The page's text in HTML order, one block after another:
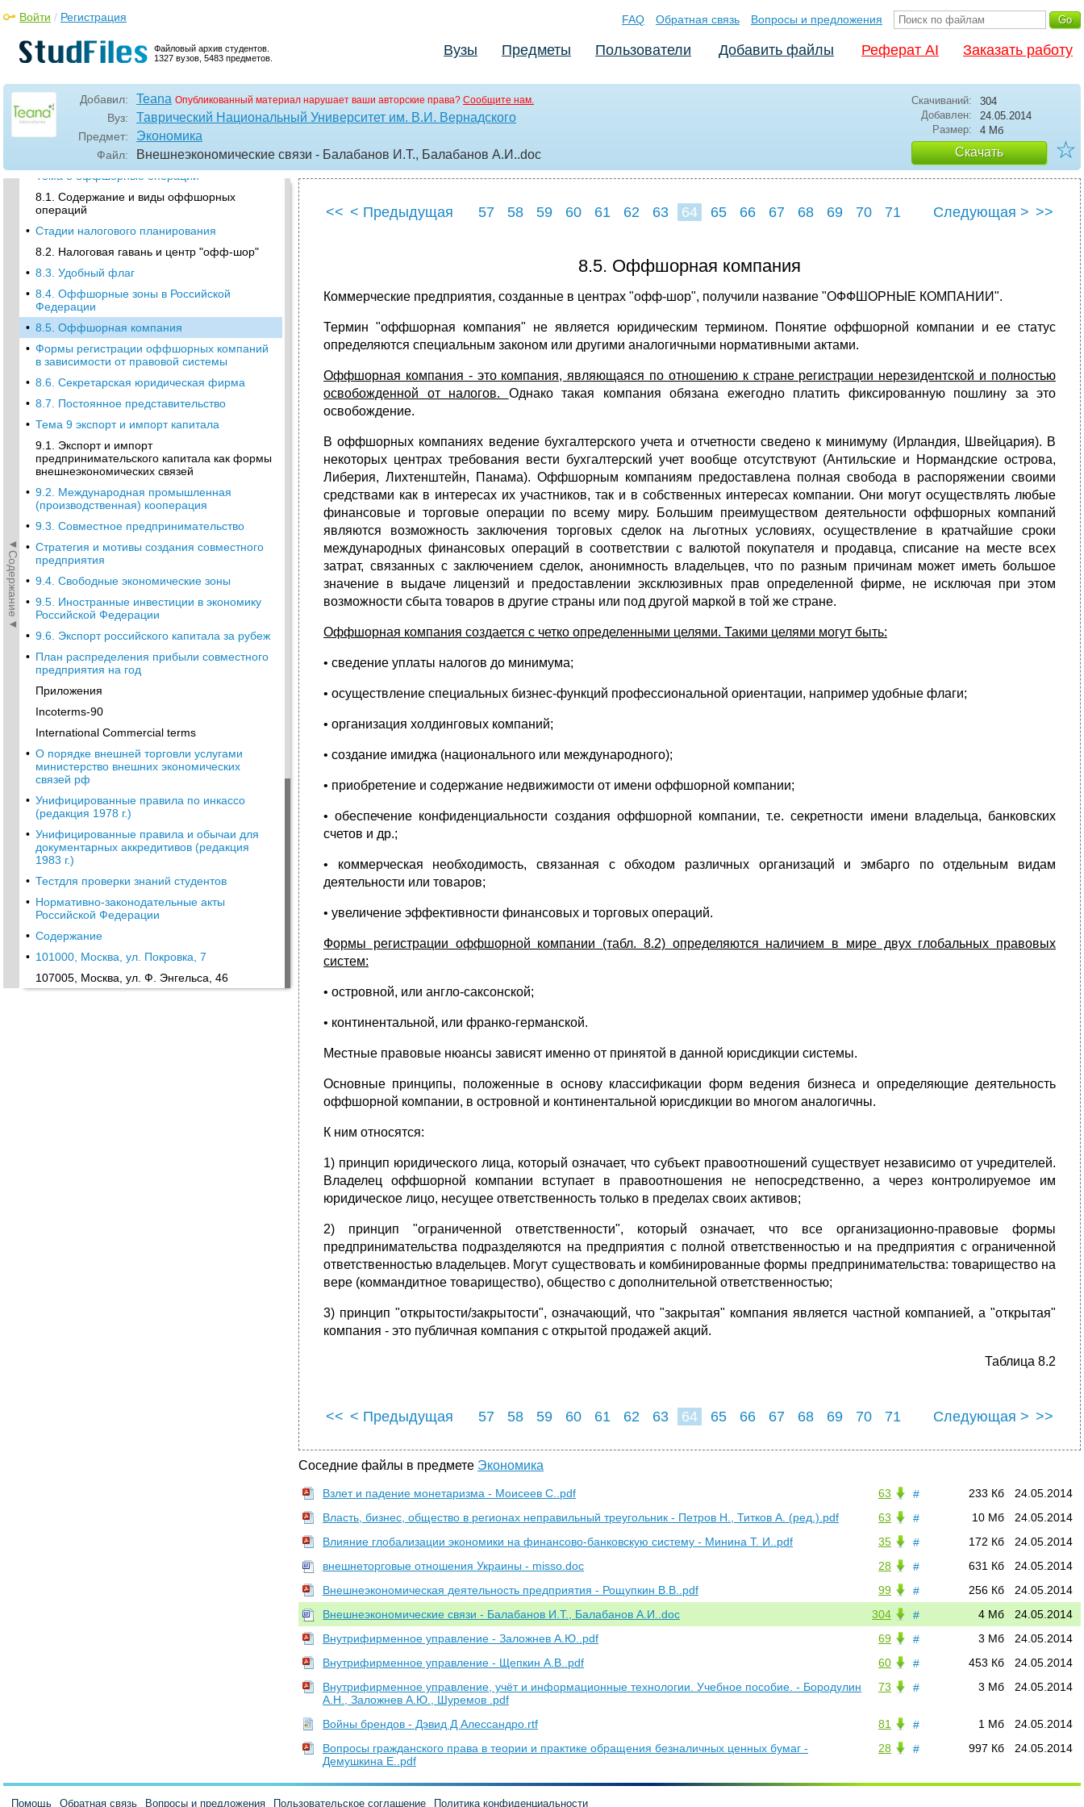
Файловый архив студентов.
1327 вузов, 5483 предметов.
Войти / Регистрация FAQ Обратная связь Вопросы и предложения
Вузы Предметы Пользователи Добавить файлы Реферат AI Заказать работу
Добавил: Teana Опубликованный материал нарушает ваши авторские права? Сообщите нам.
Вуз: Таврический Национальный Университет им. В.И. Вернадского
Предмет: Экономика
Файл: Внешнеэкономические связи - Балабанов И.Т., Балабанов А.И..doc
Скачиваний:
304
Добавлен:
24.05.2014
Размер:
4 Мб
Скачать ☆
◄Содержание◄
• 7.2.7. Страхование ответственности
7.2.8. Страхование экологических рисков
институты
• Краткая характеристика международных
страховых институтов
7.4. Страховое акционерное общество
"Ингосстрах"
Тема 8 оффшорные операции
8.1. Содержание и виды оффшорных
операций
• Стадии налогового планирования
8.2. Налоговая гавань и центр "офф-шор"
• 8.3. Удобный флаг
• 8.4. Оффшорные зоны в Российской
Федерации
• 8.5. Оффшорная компания
• Формы регистрации оффшорных компаний
в зависимости от правовой системы
• 8.6. Секретарская юридическая фирма
• 8.7. Постоянное представительство
• Тема 9 экспорт и импорт капитала
9.1. Экспорт и импорт
предпринимательского капитала как формы
внешнеэкономических связей
• 9.2. Международная промышленная
(производственная) кооперация
• 9.3. Совместное предпринимательство
• Стратегия и мотивы создания совместного
предприятия
• 9.4. Свободные экономические зоны
• 9.5. Иностранные инвестиции в экономику
Российской Федерации
• 9.6. Экспорт российского капитала за рубеж
• План распределения прибыли совместного
предприятия на год
Приложения
Incoterms-90
International Commercial terms
• О порядке внешней торговли услугами
министерство внешних экономических
связей рф
• Унифицированные правила по инкассо
(редакция 1978 г.)
• Унифицированные правила и обычаи для
документарных аккредитивов (редакция
1983 г.)
• Тестдля проверки знаний студентов
• Нормативно-законодательные акты
Российской Федерации
• Содержание
• 101000, Москва, ул. Покровка, 7
107005, Москва, ул. Ф. Энгельса, 46
<< < Предыдущая 57 58 59 60 61 62 63 64 65 66 67 68 69 70
71
Следующая > >>
8.5. Оффшорная компания
Коммерческие предприятия, созданные в центрах "офф-шор", получили название "ОФФШОРНЫЕ КОМПАНИИ".
Термин "оффшорная компания" не является юридическим термином. Понятие оффшорной компании и ее статус
определяются специальным законом или другими аналогичными нормативными актами.
Оффшорная компания - это компания, являющаяся по отношению к стране регистрации нерезидентской и полностью
освобожденной от налогов. Однако такая компания обязана ежегодно платить фиксированную пошлину за это
освобождение.
В оффшорных компаниях ведение бухгалтерского учета и отчетности сведено к минимуму (Ирландия, Швейцария). В
некоторых центрах требова­ния вести бухгалтерский учет вообще отсутствуют (Антильские и Норманд­ские острова,
Либерия, Лихтенштейн, Панама). Оффшорным компаниям предоставлена полная свобода в распоряжении своими
средствами как в интересах их участников, так и в собственных интересах компании. Они могут осуществлять любые
финансовые и торговые операции по всему миру. Большим преимуществом деятельности оффшорных компаний
являются возможность заключения торговых сделок на льготных условиях, осуществление в кратчайшие сроки
международных финансовых операций в соответствии с валютой покупателя и продавца, списание на месте всех
затрат, связанных с заключением сделок, анонимность владельцев, что по разным причинам может иметь большое
значение в выдаче лицензий и предоставлении эксклюзивных прав определенной фирме, не исключая при этом
возможности сбыта товаров в другие страны или под другой маркой в той же стране.
Оффшорная компания создается с четко определенными целями. Такими целями могут быть:
• сведение уплаты налогов до минимума;
• осуществление специальных бизнес-функций профессиональной ориентации, например удобные флаги;
• организация холдинговых компаний;
• создание имиджа (национального или международного);
• приобретение и содержание недвижимости от имени оффшорной компании;
• обеспечение конфиденциальности создания оффшорной компании, т.е. секретности имени владельца, банковских
счетов и др.;
• коммерческая необходимость, связанная с обходом различных организаций и эмбарго по отдельным видам
деятельности или товаров;
• увеличение эффективности финансовых и торговых операций.
Формы регистрации оффшорной компании (табл. 8.2) определяются наличием в мире двух глобальных правовых
систем:
• островной, или англо-саксонской;
• континентальной, или франко-германской.
Местные правовые нюансы зависят именно от принятой в данной юрисдикции системы.
Основные принципы, положенные в основу классификации форм ведения бизнеса и определяющие деятельность
оффшорной компании, в островной и континентальной юрисдикции во многом аналогичны.
К ним относятся:
1) принцип юридического лица, который означает, что субъект право­отношений существует независимо от учредителей.
Владелец оффшорной компании вступает в правоотношения не непосредственно, а через контролируемое им
юридическое лицо, несущее ответственность только в пределах своих активов;
2) принцип "ограниченной ответственности", который означает, что все организационно-правовые формы
предпринимательства подразделяются на предприятия с полной ответственностью и на предприятия с ограниченной
ответственностью владельцев. Могут существовать и комбинированные формы предпринимательства: товарищество на
вере (коммандитное товарищество), общество с дополнительной ответственностью;
3) принцип "открытости/закрытости", означающий, что "закрытая" компания является частной компанией, а "открытая"
компания - это публичная компания с открытой продажей акций.
Таблица 8.2
<< < Предыдущая 57 58 59 60 61 62 63 64 65 66 67 68 69 70
71
Следующая > >>
Соседние файлы в предмете Экономика
# 24.05.2014
233 Кб
63
Взлет и падение монетаризма - Моисеев С..pdf
#
24.05.2014
10 Мб
63
Власть, бизнес, общество в регионах неправильный треугольник - Петров Н., Титков А. (ред.).pdf
#
24.05.2014
172 Кб
35
Влияние глобализации экономики на финансово-банковскую систему - Минина Т. И..pdf
#
24.05.2014
631 Кб
28
внешнеторговые отношения Украины - misso.doc
#
24.05.2014
256 Кб
99
Внешнеэкономическая деятельность предприятия - Рощупкин В.В..pdf
#
24.05.2014
4 Мб
304
Внешнеэкономические связи - Балабанов И.Т., Балабанов А.И..doc
#
24.05.2014
3 Мб
69
Внутрифирменное управление - Заложнев А.Ю..pdf
#
24.05.2014
453 Кб
60
Внутрифирменное управление - Щепкин А.В..pdf
#
24.05.2014
3 Мб
73
Внутрифирменное управление, учёт и информационные технологии. Учебное пособие. - Бородулин
А.Н., Заложнев А.Ю., Шуремов .pdf
#
24.05.2014
1 Мб
81
Войны брендов - Дэвид Д Алессандро.rtf
#
24.05.2014
997 Кб
28
Вопросы гражданского права в теории и практике обращения безналичных ценных бумаг -
Демушкина Е..pdf
Помощь Обратная связь Вопросы и предложения Пользовательское соглашение Политика конфиденциальности